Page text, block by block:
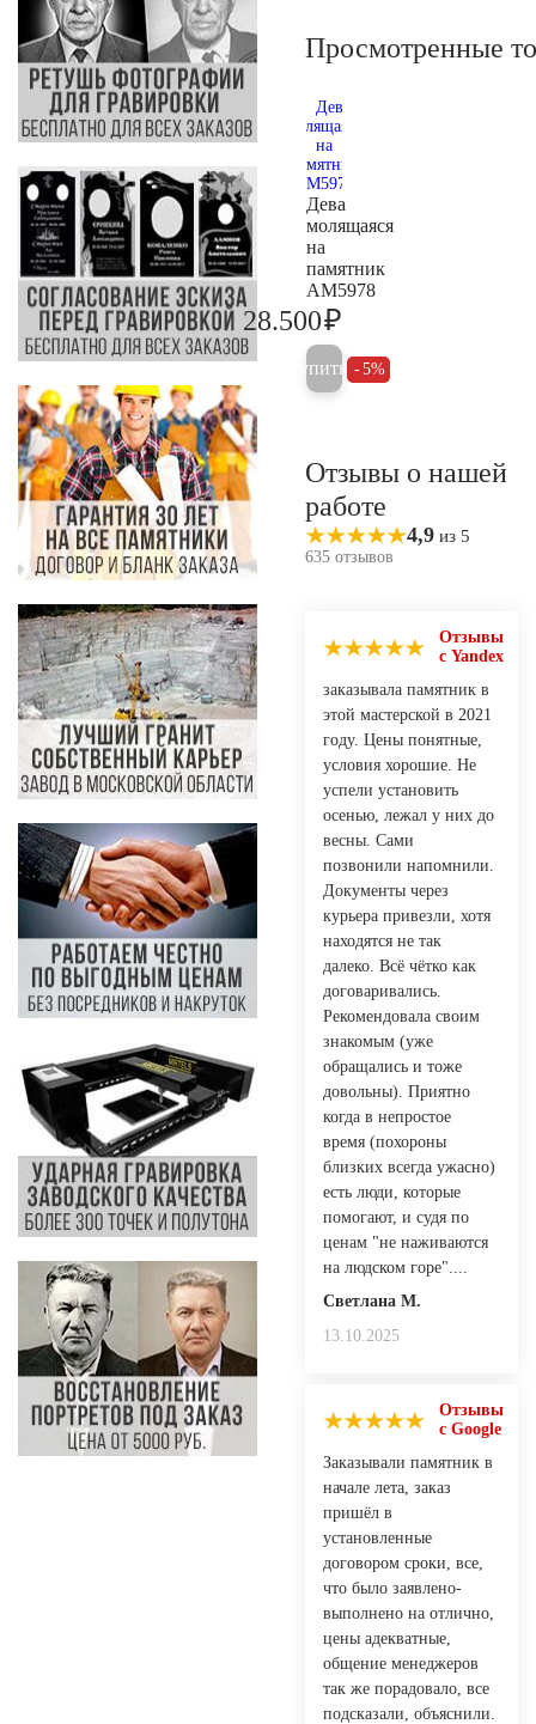
Просмотренные
Дева
молящаяся
на
памятник
AM5978
28.500₽
Купить 5%
Отзывы о нашей
работе
4,9 из 5
635 отзывов
Отзывы
с Yandex
заказывала памятник в
этой мастерской в 2021
году. Цены понятные,
условия хорошие. Не
успели установить
осенью, лежал у них до
весны. Сами
позвонили напомнили.
Документы через
курьера привезли, хотя
находятся не так
далеко. Всё чётко как
договаривались.
Рекомендовала своим
знакомым (уже
обращались и тоже
довольны). Приятно
когда в непростое
время (похороны
близких всегда ужасно)
есть люди, которые
помогают, и судя по
ценам "не наживаются
на людском горе"....
Светлана М.
13.10.2025
Отзывы
с Google
Заказывали памятник в
начале лета, заказ
пришёл в
установленные
договором сроки, все,
что было заявлено-
выполнено на отлично,
цены адекватные,
общение менеджеров
так же порадовало, все
подсказали, объяснили.